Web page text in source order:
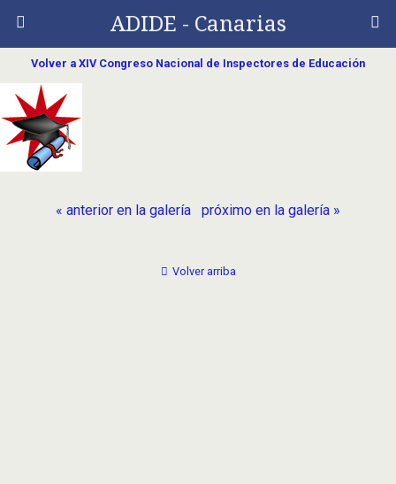
ADIDE - Canarias
Volver a XIV Congreso Nacional de Inspectores de Educación
« anterior en la galería próximo en la galería »
Volver arriba